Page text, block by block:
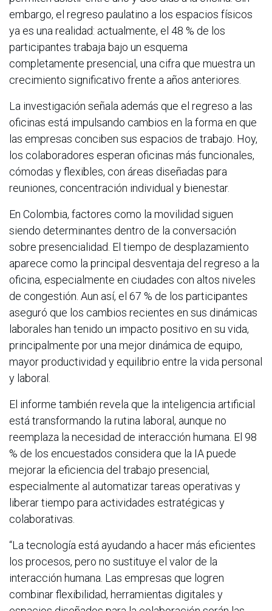
embargo, el regreso paulatino a los espacios físicos
ya es una realidad: actualmente, el 48 % de los
participantes trabaja bajo un esquema
completamente presencial, una cifra que muestra un
crecimiento significativo frente a años anteriores.
La investigación señala además que el regreso a las
oficinas está impulsando cambios en la forma en que
las empresas conciben sus espacios de trabajo. Hoy,
los colaboradores esperan oficinas más funcionales,
cómodas y flexibles, con áreas diseñadas para
reuniones, concentración individual y bienestar.
En Colombia, factores como la movilidad siguen
siendo determinantes dentro de la conversación
sobre presencialidad. El tiempo de desplazamiento
aparece como la principal desventaja del regreso a la
oficina, especialmente en ciudades con altos niveles
de congestión. Aun así, el 67 % de los participantes
aseguró que los cambios recientes en sus dinámicas
laborales han tenido un impacto positivo en su vida,
principalmente por una mejor dinámica de equipo,
mayor productividad y equilibrio entre la vida personal
y laboral.
El informe también revela que la inteligencia artificial
está transformando la rutina laboral, aunque no
reemplaza la necesidad de interacción humana. El 98
% de los encuestados considera que la IA puede
mejorar la eficiencia del trabajo presencial,
especialmente al automatizar tareas operativas y
liberar tiempo para actividades estratégicas y
colaborativas.
“La tecnología está ayudando a hacer más eficientes
los procesos, pero no sustituye el valor de la
interacción humana. Las empresas que logren
combinar flexibilidad, herramientas digitales y